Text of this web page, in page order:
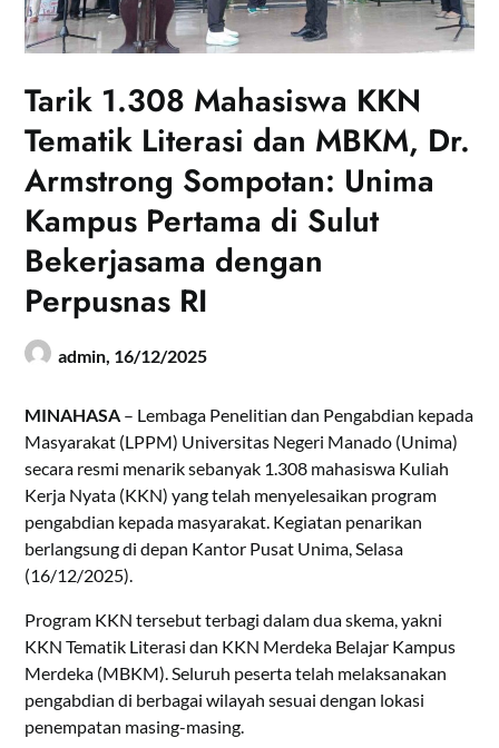
Tarik 1.308 Mahasiswa KKN
Tematik Literasi dan MBKM, Dr.
Armstrong Sompotan: Unima
Kampus Pertama di Sulut
Bekerjasama dengan
Perpusnas RI
admin, 16/12/2025
MINAHASA – Lembaga Penelitian dan Pengabdian kepada
Masyarakat (LPPM) Universitas Negeri Manado (Unima)
secara resmi menarik sebanyak 1.308 mahasiswa Kuliah
Kerja Nyata (KKN) yang telah menyelesaikan program
pengabdian kepada masyarakat. Kegiatan penarikan
berlangsung di depan Kantor Pusat Unima, Selasa
(16/12/2025).
Program KKN tersebut terbagi dalam dua skema, yakni
KKN Tematik Literasi dan KKN Merdeka Belajar Kampus
Merdeka (MBKM). Seluruh peserta telah melaksanakan
pengabdian di berbagai wilayah sesuai dengan lokasi
penempatan masing-masing.